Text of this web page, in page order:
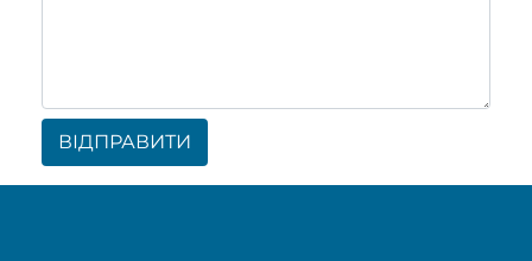
ВІДПРАВИТИ